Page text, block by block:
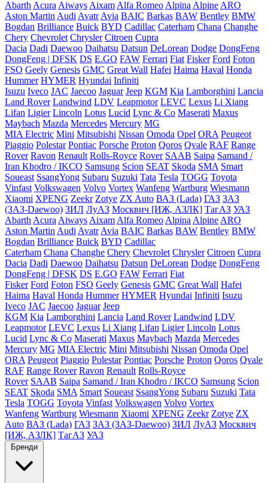
Abarth Acura Aiways Aixam Alfa Romeo Alpina Alpine ARO
Aston Martin Audi Avatr Avia BAIC Barkas BAW Bentley BMW
Bogdan Brilliance Buick BYD Cadillac Caterham Chana Changhe
Chery Chevrolet Chrysler Citroen Cupra
Dacia Dadi Daewoo Daihatsu Datsun DeLorean Dodge DongFeng
DongFeng | DFSK DS E.GO FAW Ferrari Fiat Fisker Ford Foton
FSO Geely Genesis GMC Great Wall Hafei Haima Haval Honda
Hummer HYMER Hyundai Infiniti
Isuzu Iveco JAC Jaecoo Jaguar Jeep KGM Kia Lamborghini Lancia
Land Rover Landwind LDV Leapmotor LEVC Lexus Li Xiang
Lifan Ligier Lincoln Lotus Lucid Lync & Co Maserati Maxus
Maybach Mazda Mercedes Mercury MG
MIA Electric Mini Mitsubishi Nissan Omoda Opel ORA Peugeot
Piaggio Polestar Pontiac Porsche Proton Qoros Qvale RAF Range
Rover Ravon Renault Rolls-Royce Rover SAAB Saipa Samand /
Iran Khodro / IKCO Samsung Scion SEAT Skoda SMA Smart
Soueast SsangYong Subaru Suzuki Tata Tesla TOGG Toyota
Vinfast Volkswagen Volvo Vortex Wanfeng Wartburg Wiesmann
Xiaomi XPENG Zeekr Zotye ZX Auto ВАЗ (Lada) ГАЗ ЗАЗ
(ЗАЗ-Daewoo) ЗИЛ ЛуАЗ Москвич [ИЖ, АЗЛК] ТагАЗ УАЗ
Abarth Acura Aiways Aixam Alfa Romeo Alpina Alpine ARO
Aston Martin Audi Avatr Avia BAIC Barkas BAW Bentley BMW
Bogdan Brilliance Buick BYD Cadillac
Caterham Chana Changhe Chery Chevrolet Chrysler Citroen Cupra
Dacia Dadi Daewoo Daihatsu Datsun DeLorean Dodge DongFeng
DongFeng | DFSK DS E.GO FAW Ferrari Fiat
Fisker Ford Foton FSO Geely Genesis GMC Great Wall Hafei
Haima Haval Honda Hummer HYMER Hyundai Infiniti Isuzu
Iveco JAC Jaecoo Jaguar Jeep
KGM Kia Lamborghini Lancia Land Rover Landwind LDV
Leapmotor LEVC Lexus Li Xiang Lifan Ligier Lincoln Lotus
Lucid Lync & Co Maserati Maxus Maybach Mazda Mercedes
Mercury MG MIA Electric Mini Mitsubishi Nissan Omoda Opel
ORA Peugeot Piaggio Polestar Pontiac Porsche Proton Qoros Qvale
RAF Range Rover Ravon Renault Rolls-Royce
Rover SAAB Saipa Samand / Iran Khodro / IKCO Samsung Scion
SEAT Skoda SMA Smart Soueast SsangYong Subaru Suzuki Tata
Tesla TOGG Toyota Vinfast Volkswagen Volvo Vortex
Wanfeng Wartburg Wiesmann Xiaomi XPENG Zeekr Zotye ZX
Auto ВАЗ (Lada) ГАЗ ЗАЗ (ЗАЗ-Daewoo) ЗИЛ ЛуАЗ Москвич
[ИЖ, АЗЛК] ТагАЗ УАЗ
Бренди